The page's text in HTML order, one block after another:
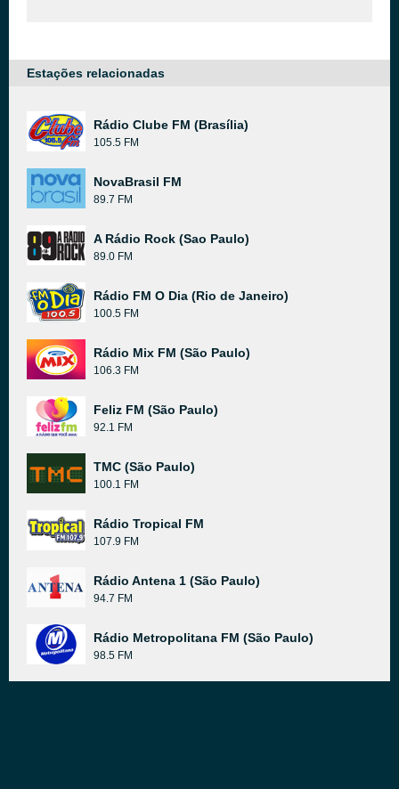
Estações relacionadas
Rádio Clube FM (Brasília)
105.5 FM
NovaBrasil FM
89.7 FM
A Rádio Rock (Sao Paulo)
89.0 FM
Rádio FM O Dia (Rio de Janeiro)
100.5 FM
Rádio Mix FM (São Paulo)
106.3 FM
Feliz FM (São Paulo)
92.1 FM
TMC (São Paulo)
100.1 FM
Rádio Tropical FM
107.9 FM
Rádio Antena 1 (São Paulo)
94.7 FM
Rádio Metropolitana FM (São Paulo)
98.5 FM